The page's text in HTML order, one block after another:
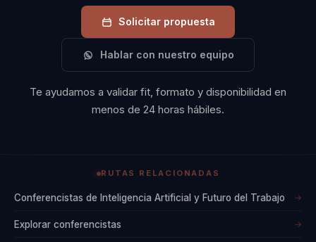
Solicitar propuesta
Hablar con nuestro equipo
Te ayudamos a validar fit, formato y disponibilidad en
menos de 24 horas hábiles.
RUTAS RELACIONADAS
Conferencistas de Inteligencia Artificial y Futuro del Trabajo →
Explorar conferencistas →